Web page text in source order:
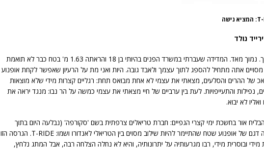
נולד
אני קשיש נמוך. נמוך מאד. המדידה שעברתי במשרד הפנים בהיותי בן 18 והראתה 1.63 מ' בטח כבר לא תואמת
מסויים אתה מתחיל להספג לתוך עצמך ולאבד גובה. היות ואני מת על הרעיון שאפשר לקחת אופנוע
של ההרים והסלעים, מצאתי את עצמי לא אחת מבואס תחת: רגליים קצרות מידי שלא מוצאות
נפילות והתעייפויות. לעת בין ערביים של חיי מצאתי את עצמי כמשה על הר נבו: מנגד יראה את
לא יבוא.
בשנת 2007 הבליח אור בחשכת ימי קצרי הגפיים: חברת טריאלים צרפתית בשם 'סקורפה' (נבלעה היום בתוך
'שרקו') הוציאה דגם של אופנוע שטח שהתיימר להיות שילוב מסוים בין הטריאלי לאנדורו ושמו: T-RIDE. הגרסה הזו
מידי ובוסרית מידי, רבו מגרעותיה על יתרונותיה, והיא לא נחלה הצלחה רבה, אבל המתג נלחץ,